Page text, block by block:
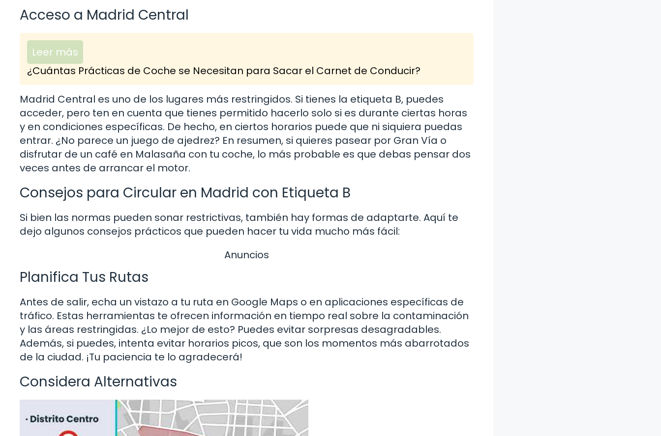
Acceso a Madrid Central
Leer más
¿Cuántas Prácticas de Coche se Necesitan para Sacar el Carnet de Conducir?
Madrid Central es uno de los lugares más restringidos. Si tienes la etiqueta B, puedes
acceder, pero ten en cuenta que tienes permitido hacerlo solo si es durante ciertas horas
y en condiciones específicas. De hecho, en ciertos horarios puede que ni siquiera puedas
entrar. ¿No parece un juego de ajedrez? En resumen, si quieres pasear por Gran Vía o
disfrutar de un café en Malasaña con tu coche, lo más probable es que debas pensar dos
veces antes de arrancar el motor.
Consejos para Circular en Madrid con Etiqueta B
Si bien las normas pueden sonar restrictivas, también hay formas de adaptarte. Aquí te
dejo algunos consejos prácticos que pueden hacer tu vida mucho más fácil:
Anuncios
Planifica Tus Rutas
Antes de salir, echa un vistazo a tu ruta en Google Maps o en aplicaciones específicas de
tráfico. Estas herramientas te ofrecen información en tiempo real sobre la contaminación
y las áreas restringidas. ¿Lo mejor de esto? Puedes evitar sorpresas desagradables.
Además, si puedes, intenta evitar horarios picos, que son los momentos más abarrotados
de la ciudad. ¡Tu paciencia te lo agradecerá!
Considera Alternativas